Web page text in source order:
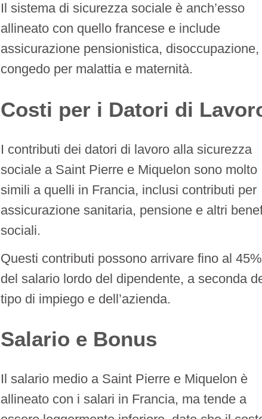
Il sistema di sicurezza sociale è anch’esso
allineato con quello francese e include
assicurazione pensionistica, disoccupazione,
congedo per malattia e maternità.
Costi per i Datori di
I contributi dei datori di lavoro alla sicurezza
sociale a Saint Pierre e Miquelon sono molto
simili a quelli in Francia, inclusi contributi per
assicurazione sanitaria, pensione e altri
sociali.
Questi contributi possono arrivare fino al 45%
del salario lordo del dipendente, a seconda
tipo di impiego e dell’azienda.
Salario e Bonus
Il salario medio a Saint Pierre e Miquelon è
allineato con i salari in Francia, ma tende a